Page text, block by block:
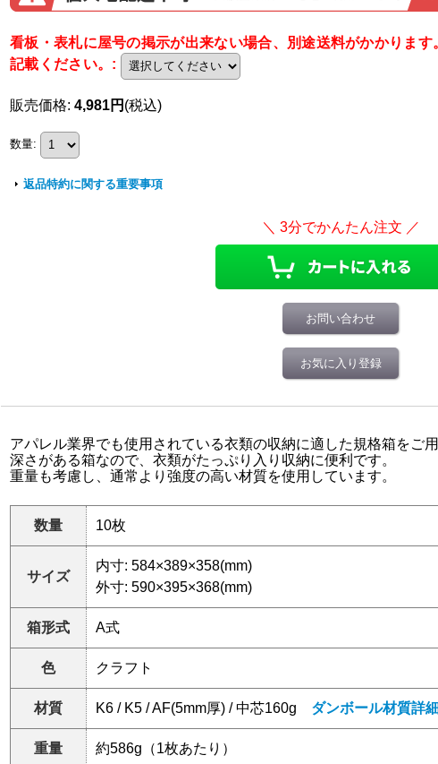
看板・表札に屋号の掲示が出来ない場合、別途送料がかかりま
記載ください。 :
販売価格: 4,981円 (税込)
数量:
返品特約に関する重要事項
お問い合わせ
お気に入り登録
アパレル業界でも使用されている衣類の収納に適した規格箱をご用
深さがある箱なので、衣類がたっぷり入り収納に便利です。
重量も考慮し、通常より強度の高い材質を使用しています。
数量 10枚
サイズ
内寸: 584×389×358(mm)
外寸: 590×395×368(mm)
箱形式 A式
色 クラフト
材質 K6 / K5 / AF(5mm厚) / 中芯160g ダンボール材質詳細
重量 約586g（1枚あたり）